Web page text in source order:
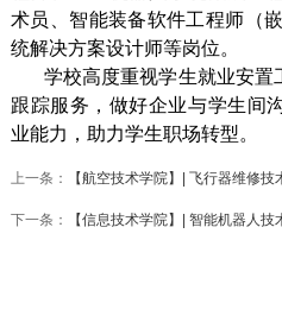
术员、智能装备软件工程师（
统解决方案设计师等岗位。
学校高度重视学生就业安置
跟踪服务，做好企业与学生间
业能力，助力学生职场转型。
上一条： 【航空技术学院】| 飞行器维修
下一条： 【信息技术学院】| 智能机器人